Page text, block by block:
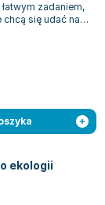
zadaniem,
chcą się udać na
ekologii